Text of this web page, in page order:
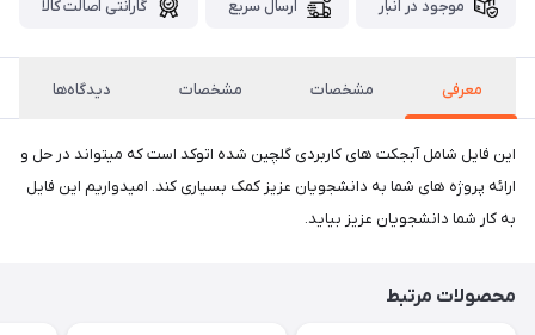
موجود در انبار ارسال سریع گارانتی اصالت کالا
معرفی مشخصات مشخصات دیدگاه‌ها
این فایل شامل آبجکت های کاربردی گلچین شده اتوکد است که میتواند در حل و
ارائه پروژه های شما به دانشجویان عزیز کمک بسیاری کند. امیدواریم این فایل
به کار شما دانشجویان عزیز بیاید.
محصولات مرتبط